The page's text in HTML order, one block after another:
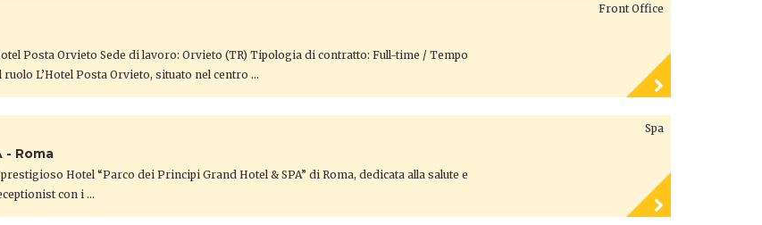
Front Office
Posta Orvieto ​Sede di lavoro: Orvieto (TR) Tipologia di contratto: Full-time / Tempo
​L’Hotel Posta Orvieto, situato nel centro …
Spa
- Roma
Hotel “Parco dei Principi Grand Hotel & SPA” di Roma, dedicata alla salute e
con i …